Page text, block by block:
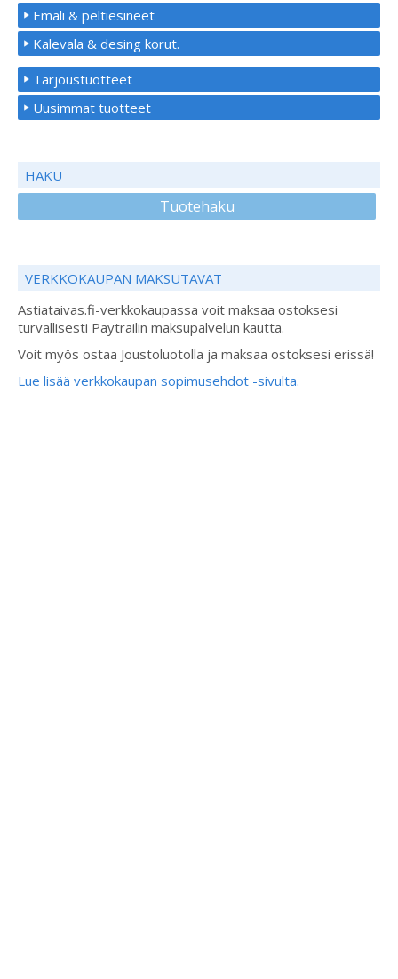
Emali & peltiesineet
Kalevala & desing korut.
Tarjoustuotteet
Uusimmat tuotteet
HAKU
Tuotehaku
VERKKOKAUPAN MAKSUTAVAT
Astiataivas.fi-verkkokaupassa voit maksaa ostoksesi
turvallisesti Paytrailin maksupalvelun kautta.
Voit myös ostaa Joustoluotolla ja maksaa ostoksesi erissä!
Lue lisää verkkokaupan sopimusehdot -sivulta.